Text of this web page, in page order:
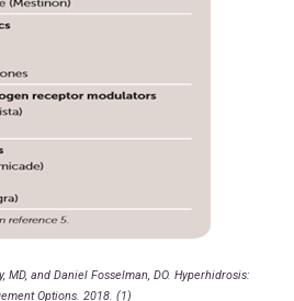
MD, and Daniel Fosselman, DO. Hyperhidrosis:
Options. 2018. (1)